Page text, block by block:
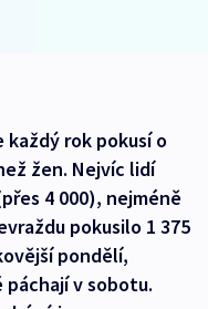
každý rok pokusí o
žen. Nejvíc lidí
4 000), nejméně
pokusilo 1 375
pondělí,
v sobotu.